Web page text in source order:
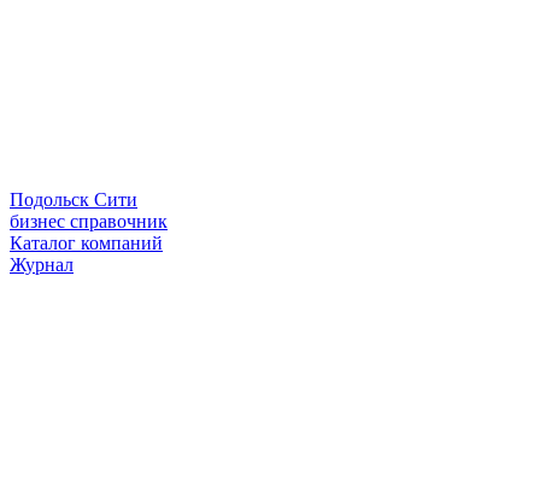
Подольск Сити
бизнес справочник
Каталог компаний
Журнал